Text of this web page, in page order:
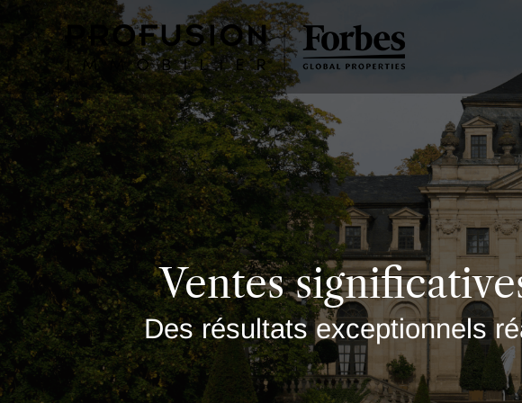
Ventes
Des résultats exceptionnels